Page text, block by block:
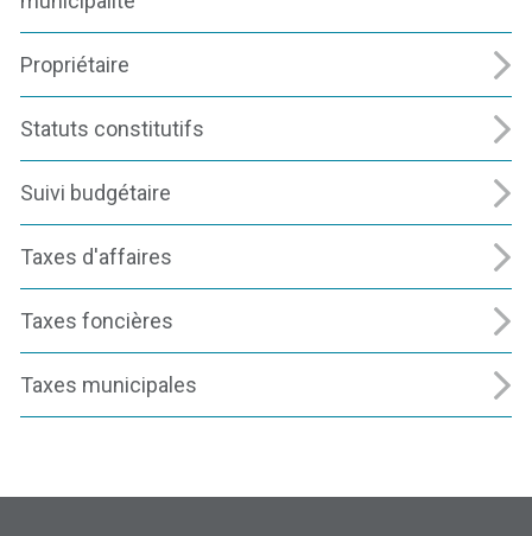
Propriétaire
Statuts constitutifs
Suivi budgétaire
Taxes d'affaires
Taxes foncières
Taxes municipales